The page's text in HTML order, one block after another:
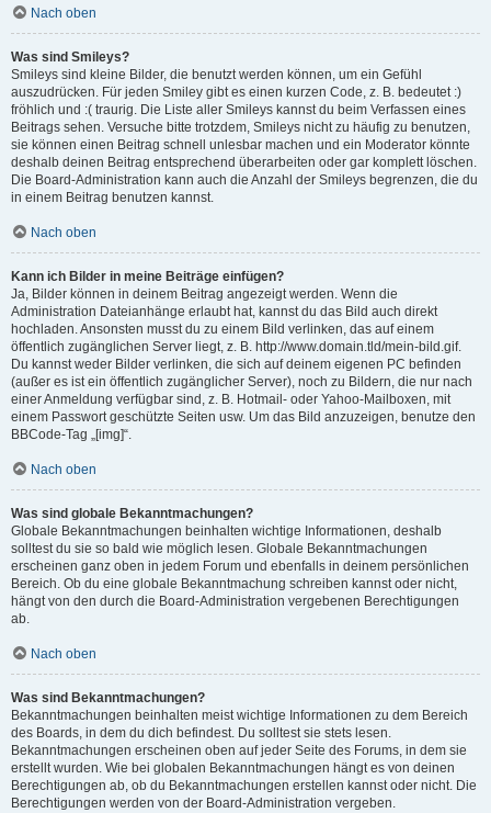
Nach oben
Was sind Smileys?
Smileys sind kleine Bilder, die benutzt werden können, um ein Gefühl
auszudrücken. Für jeden Smiley gibt es einen kurzen Code, z. B. bedeutet :)
fröhlich und :( traurig. Die Liste aller Smileys kannst du beim Verfassen eines
Beitrags sehen. Versuche bitte trotzdem, Smileys nicht zu häufig zu benutzen,
sie können einen Beitrag schnell unlesbar machen und ein Moderator könnte
deshalb deinen Beitrag entsprechend überarbeiten oder gar komplett löschen.
Die Board-Administration kann auch die Anzahl der Smileys begrenzen, die du
in einem Beitrag benutzen kannst.
Nach oben
Kann ich Bilder in meine Beiträge einfügen?
Ja, Bilder können in deinem Beitrag angezeigt werden. Wenn die
Administration Dateianhänge erlaubt hat, kannst du das Bild auch direkt
hochladen. Ansonsten musst du zu einem Bild verlinken, das auf einem
öffentlich zugänglichen Server liegt, z. B. http://www.domain.tld/mein-bild.gif.
Du kannst weder Bilder verlinken, die sich auf deinem eigenen PC befinden
(außer es ist ein öffentlich zugänglicher Server), noch zu Bildern, die nur nach
einer Anmeldung verfügbar sind, z. B. Hotmail- oder Yahoo-Mailboxen, mit
einem Passwort geschützte Seiten usw. Um das Bild anzuzeigen, benutze den
BBCode-Tag „[img]“.
Nach oben
Was sind globale Bekanntmachungen?
Globale Bekanntmachungen beinhalten wichtige Informationen, deshalb
solltest du sie so bald wie möglich lesen. Globale Bekanntmachungen
erscheinen ganz oben in jedem Forum und ebenfalls in deinem persönlichen
Bereich. Ob du eine globale Bekanntmachung schreiben kannst oder nicht,
hängt von den durch die Board-Administration vergebenen Berechtigungen
ab.
Nach oben
Was sind Bekanntmachungen?
Bekanntmachungen beinhalten meist wichtige Informationen zu dem Bereich
des Boards, in dem du dich befindest. Du solltest sie stets lesen.
Bekanntmachungen erscheinen oben auf jeder Seite des Forums, in dem sie
erstellt wurden. Wie bei globalen Bekanntmachungen hängt es von deinen
Berechtigungen ab, ob du Bekanntmachungen erstellen kannst oder nicht. Die
Berechtigungen werden von der Board-Administration vergeben.